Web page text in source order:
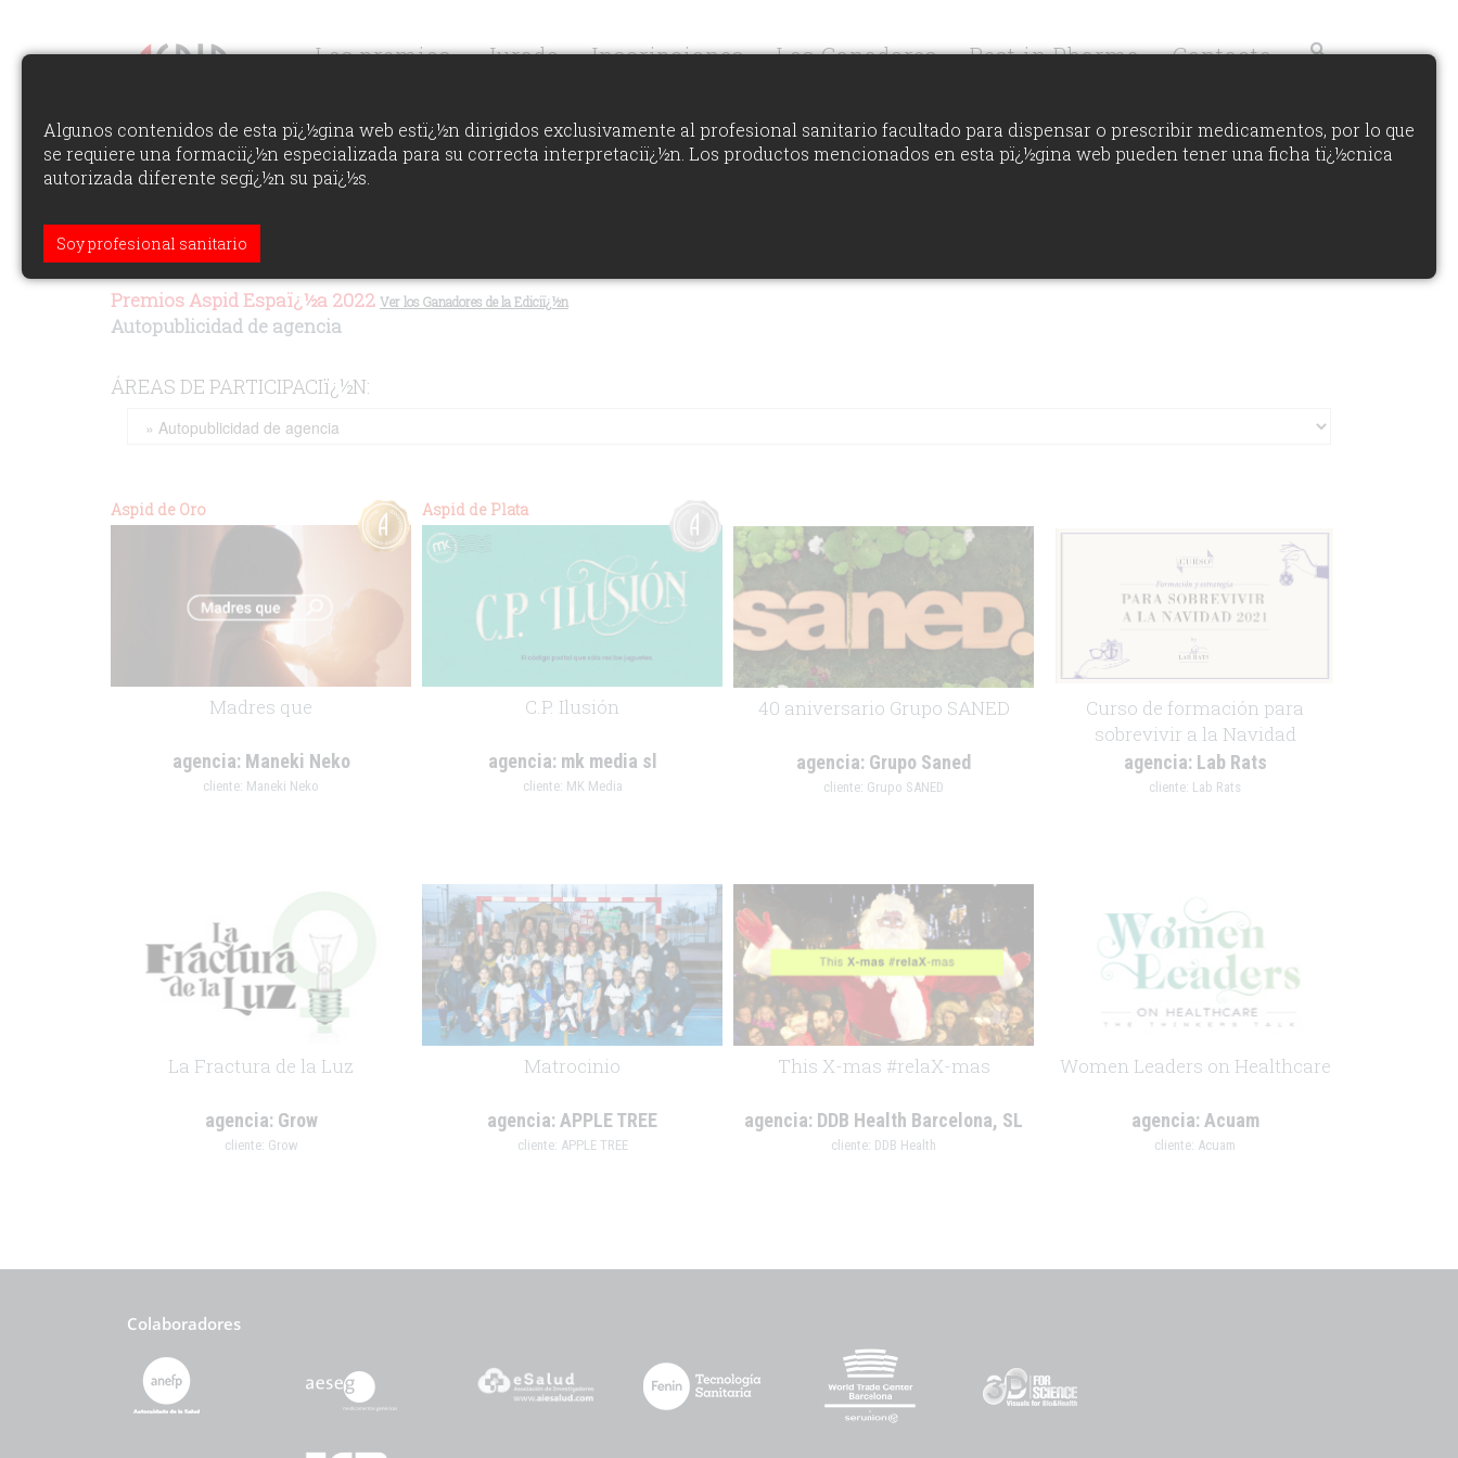
Los premios Jurado Inscripciones Los Ganadores Best in Pharma Contacto
Premios Aspid Espaï¿½a 2022 Ver los Ganadores de la Ediciï¿½n
Autopublicidad de agencia
ÁREAS DE PARTICIPACIï¿½N:
Aspid de Oro
Madres que
agencia:Maneki Neko
cliente: Maneki Neko
Aspid de Plata
C.P. Ilusión
agencia:mk media sl
cliente: MK Media
40 aniversario Grupo SANED
agencia: Grupo Saned
cliente: Grupo SANED
Curso de formación para
sobrevivir a la Navidad
agencia:Lab Rats
cliente: Lab Rats
La Fractura de la Luz
agencia:Grow
cliente: Grow
Matrocinio
agencia:APPLE TREE
cliente: APPLE TREE
This X-mas #relaX-mas
agencia: DDB Health Barcelona, SL
cliente: DDB Health
Women Leaders on Healthcare
agencia:Acuam
cliente: Acuam
Colaboradores
Algunos contenidos de esta pï¿½gina web estï¿½n dirigidos exclusivamente al profesional sanitario facultado para dispensar o prescribir medicamentos, por lo que
se requiere una formaciï¿½n especializada para su correcta interpretaciï¿½n. Los productos mencionados en esta pï¿½gina web pueden tener una ficha tï¿½cnica
autorizada diferente segï¿½n su paï¿½s.
Soy profesional sanitario